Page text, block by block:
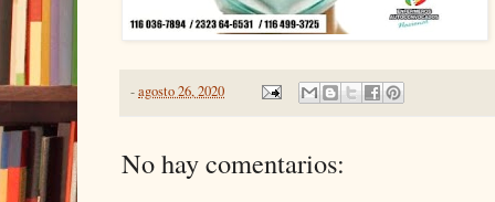
-agosto 26, 2020
No hay comentarios: